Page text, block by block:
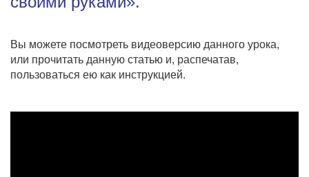
Вы можете посмотреть видеоверсию данного урока,
или прочитать данную статью и, распечатав,
пользоваться ею как инструкцией.